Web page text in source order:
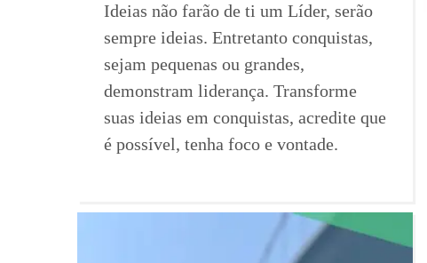
Ideias não farão de ti um Líder, serão
sempre ideias. Entretanto conquistas,
sejam pequenas ou grandes,
demonstram liderança. Transforme
suas ideias em conquistas, acredite que
é possível, tenha foco e vontade.